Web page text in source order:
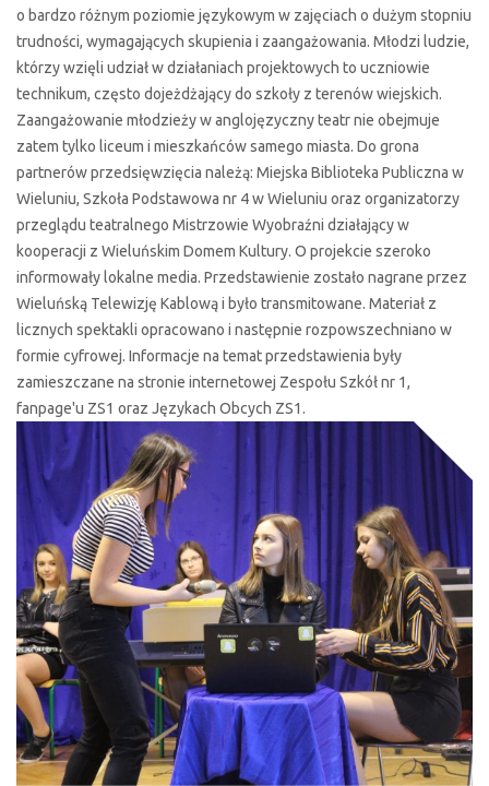
o bardzo różnym poziomie językowym w zajęciach o dużym stopniu
trudności, wymagających skupienia i zaangażowania. Młodzi ludzie,
którzy wzięli udział w działaniach projektowych to uczniowie
technikum, często dojeżdżający do szkoły z terenów wiejskich.
Zaangażowanie młodzieży w anglojęzyczny teatr nie obejmuje
zatem tylko liceum i mieszkańców samego miasta. Do grona
partnerów przedsięwzięcia należą: Miejska Biblioteka Publiczna w
Wieluniu, Szkoła Podstawowa nr 4 w Wieluniu oraz organizatorzy
przeglądu teatralnego Mistrzowie Wyobraźni działający w
kooperacji z Wieluńskim Domem Kultury. O projekcie szeroko
informowały lokalne media. Przedstawienie zostało nagrane przez
Wieluńską Telewizję Kablową i było transmitowane. Materiał z
licznych spektakli opracowano i następnie rozpowszechniano w
formie cyfrowej. Informacje na temat przedstawienia były
zamieszczane na stronie internetowej Zespołu Szkół nr 1,
fanpage'u ZS1 oraz Językach Obcych ZS1.